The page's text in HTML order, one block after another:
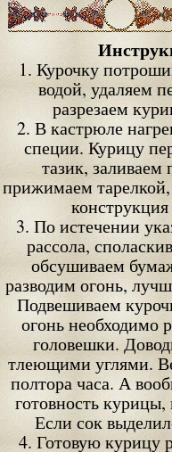
1. Курочку
водой, удаляем
разрезаем
2. В кастрюле
специи. Курицу
тазик,
прижимаем
3. По истечении
рассола,
обсушиваем
разводим огонь,
Подвешиваем
огонь необходимо
головешки.
тлеющими углями.
полтора часа. А
готовность
Если сок
4. Готовую курицу